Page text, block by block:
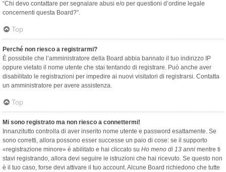
“Chi devo contattare per segnalare abusi e/o per questioni d’ordine legale
concernenti questa Board?”.
Top
Perché non riesco a registrarmi?
È possibile che l’amministratore della Board abbia bannato il tuo indirizzo IP
oppure vietato il nome utente che stai tentando di registrare. Può anche aver
disabilitato le registrazioni per impedire ai nuovi visitatori di registrarsi. Contatta
un amministratore per avere assistenza.
Top
Mi sono registrato ma non riesco a connettermi!
Innanzitutto controlla di aver inserito nome utente e password esattamente. Se
sono corretti, allora possono esser successe un paio di cose: se il supporto
«registrazione minore» è abilitato e hai cliccato su Ho meno di 13 anni mentre ti
stavi registrando, allora devi seguire le istruzioni che hai ricevuto. Se questo non
è il tuo caso, forse devi attivare il tuo account. Alcune Board richiedono che tutte